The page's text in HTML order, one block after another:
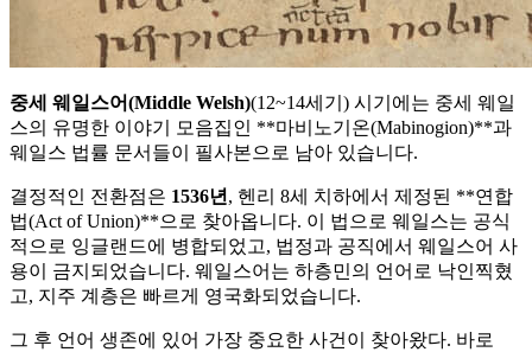
중세 웨일스어(Middle Welsh)(12~14세기) 시기에는 중세 웨일
스의 유명한 이야기 모음집인 **마비노기온(Mabinogion)**과
웨일스 법률 문서들이 필사본으로 남아 있습니다.
결정적인 전환점은 1536년 , 헨리 8세 치하에서 제정된 **연합
법(Act of Union)**으로 찾아옵니다. 이 법으로 웨일스는 공식
적으로 잉글랜드에 병합되었고, 법정과 공직에서 웨일스어 사
용이 금지되었습니다. 웨일스어는 하층민의 언어로 낙인찍혔
고, 지주 계층은 빠르게 영국화되었습니다.
그 후 언어 생존에 있어 가장 중요한 사건이 찾아왔다. 바로